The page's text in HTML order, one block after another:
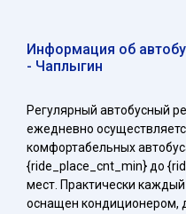
Информация об
- Чаплыгин
Регулярный автобусный
ежедневно
комфортабельных
{ride_place_cnt_min} до
мест. Практически
оснащен кондиционером,